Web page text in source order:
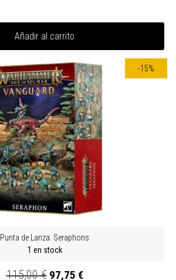
Añadir al carrito
-15%
Punta de Lanza: Seraphons
1 en stock
115,00 € 97,75 €